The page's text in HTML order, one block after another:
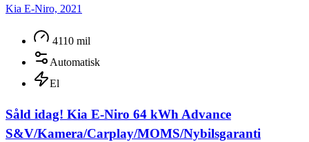
Kia E-Niro, 2021
4110 mil
Automatisk
El
Såld idag! Kia E-Niro 64 kWh Advance
S&V/Kamera/Carplay/MOMS/Nybilsgaranti